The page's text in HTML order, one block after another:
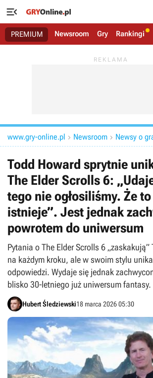

PREMIUM Newsroom Gry Rankingi
www.gry-online.pl  Newsroom  Newsy o
Todd Howard sprytnie
The Elder Scrolls 6:
tego nie ogłosiliśmy. Że
istnieje”. Jest jednak
powrotem do uniwersum
Pytania o The Elder Scrolls 6
na każdym kroku, ale w swoim stylu
odpowiedzi. Wydaje się jednak
blisko 30-letniego już uniwersum fantasy.
Hubert Śledziewski18 marca 2026 05:30